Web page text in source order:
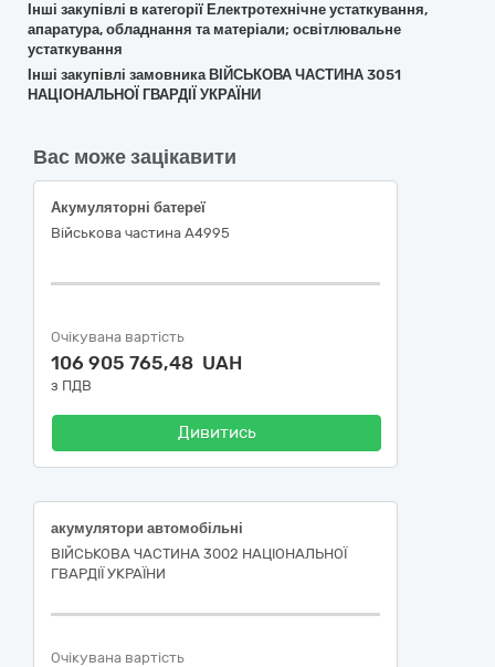
Інші закупівлі в категорії Електротехнічне устаткування,
апаратура, обладнання та матеріали; освітлювальне
устаткування
Інші закупівлі замовника ВІЙСЬКОВА ЧАСТИНА 3051
НАЦІОНАЛЬНОЇ ГВАРДІЇ УКРАЇНИ
Вас може зацікавити
Акумуляторні батереї
Військова частина А4995
Очікувана вартість
106 905 765,48 UAH
з ПДВ
Дивитись
акумулятори автомобільні
ВІЙСЬКОВА ЧАСТИНА 3002 НАЦІОНАЛЬНОЇ
ГВАРДІЇ УКРАЇНИ
Очікувана вартість